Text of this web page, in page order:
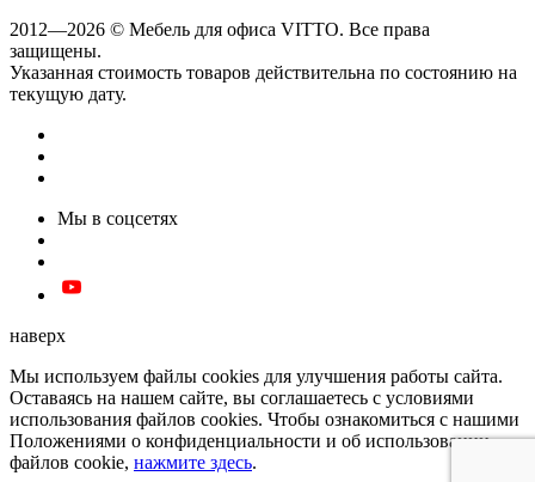
2012—2026 © Мебель для офиса VITTO. Все права
защищены.
Указанная стоимость товаров действительна по состоянию на
текущую дату.
Мы в соцсетях
наверх
Мы используем файлы cookies для улучшения работы сайта.
Оставаясь на нашем сайте, вы соглашаетесь с условиями
использования файлов cookies. Чтобы ознакомиться с нашими
Положениями о конфиденциальности и об использовании
файлов cookie, нажмите здесь.